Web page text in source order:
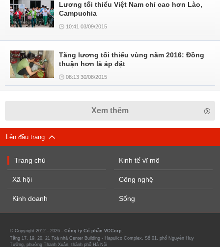
Lương tối thiểu Việt Nam chỉ cao hơn Lào,
Campuchia
10:41 03/09/2015
Tăng lương tối thiểu vùng năm 2016: Đồng
thuận hơn là áp đặt
08:13 30/08/2015
Xem thêm
Lên đầu trang
Trang chủ
Xã hội
Kinh doanh
Kinh tế vĩ mô
Công nghệ
Sống
© Copyright 2012 - 2026 - Công ty Cổ phần VCCorp.
Tầng 17, 19, 20, 21 Toà nhà Center Building - Hapulico Complex, Số 01, phố Nguyễn Huy
Tưởng, phường Thanh Xuân, thành phố Hà Nội